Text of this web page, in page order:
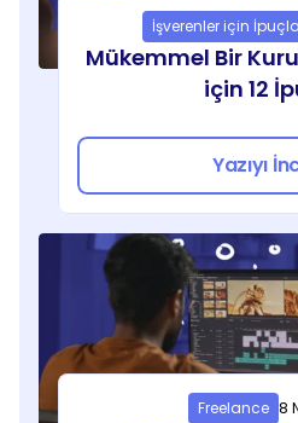
İşverenler için
Mükemmel Bir
için 12
Yazıyı
Freelance 8